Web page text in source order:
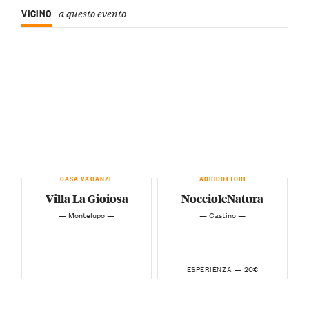
VICINO a questo evento
CASA VACANZE
Villa La Gioiosa
— Montelupo —
AGRICOLTORI
NoccioleNatura
— Castino —
ESPERIENZA — 20€